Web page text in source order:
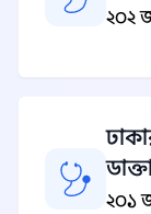
২০২
২০১